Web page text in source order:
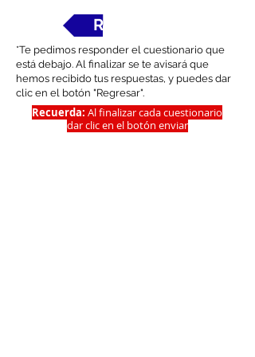
Regresar
*Te pedimos responder el cuestionario que
está debajo. Al finalizar se te avisará que
hemos recibido tus respuestas, y puedes dar
clic en el botón "Regresar".
Recuerda: Al finalizar cada cuestionario
dar clic en el botón enviar